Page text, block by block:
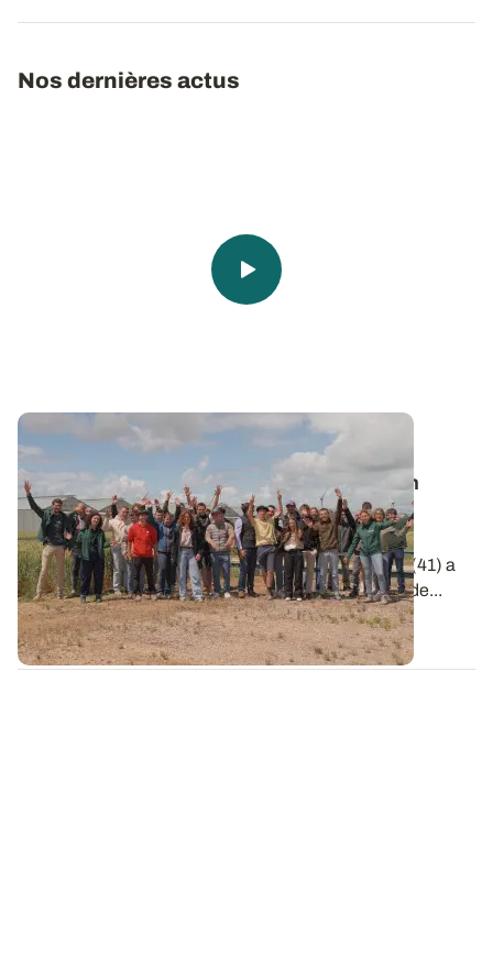
Nos dernières actus
Vie de l’Institut
🎬 Clap de Champs 2026 : une belle édition
placée sous le signe de l'innovation !
Le 2 juin dernier, la station de recherche et
d'expérimentation ARVALIS d'Ouzouer-le-Marché (41) a
accueilli la remise des prix de la 6e édition de Clap de...
09 JUIN 2026